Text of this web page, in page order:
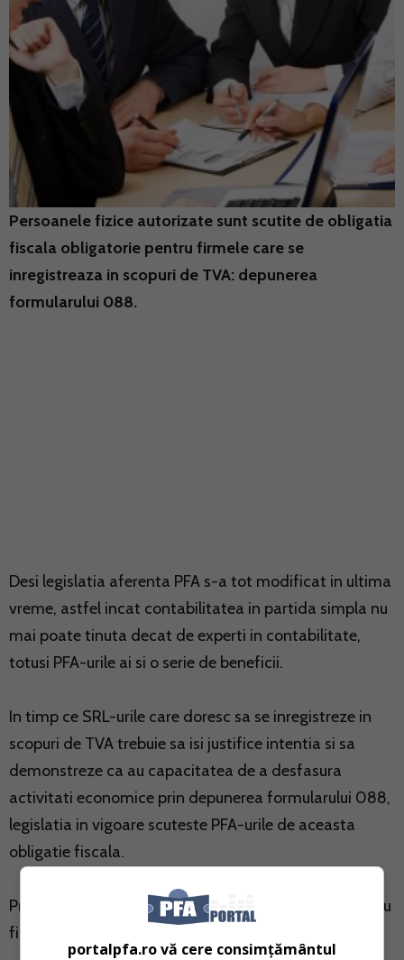
Persoanele fizice autorizate sunt scutite de obligatia
fiscala obligatorie pentru firmele care se
inregistreaza in scopuri de TVA: depunerea
formularului 088.
Desi legislatia aferenta PFA s-a tot modificat in ultima
vreme, astfel incat contabilitatea in partida simpla nu
mai poate tinuta decat de experti in contabilitate,
totusi PFA-urile ai si o serie de beneficii.
In timp ce SRL-urile care doresc sa se inregistreze in
scopuri de TVA trebuie sa isi justifice intentia si sa
demonstreze ca au capacitatea de a desfasura
activitati economice prin depunerea formularului 088,
legislatia in vigoare scuteste PFA-urile de aceasta
obligatie fiscala.
Printre etapele de inregistrare in scopuri de TVA pentru
firme se numara si depunerea formularelor fiscale:
portalpfa.ro vă cere consimțământul